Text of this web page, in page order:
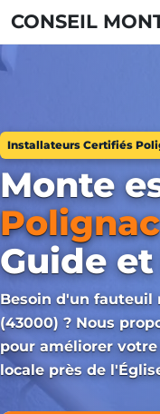
CONSEIL
Installateurs Certifiés
Monte
Polignac
Guide
Besoin d'un fauteuil
(43000) ? Nous
pour améliorer
locale près de